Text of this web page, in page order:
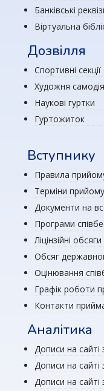
Банківські
Віртуальна
Дозвілля
Спортивні секції
Художня
Наукові гуртки
Гуртожиток
Вступнику
Правила
Терміни
Документи на
Програми
Ліцінзійні обсяги
Обсяг
Оцінювання
Графік роботи
Контакти
Аналітика
Дописи на сайті
Дописи на сайті
Дописи на сайті